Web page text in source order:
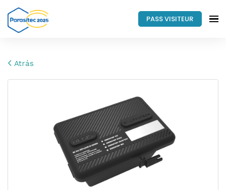
PASS VISITEUR
Atrás